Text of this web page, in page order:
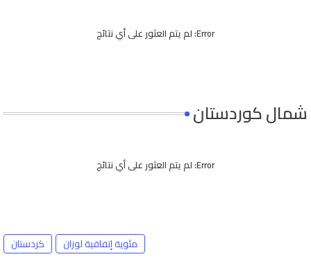
Error: لم يتم العثور على أي نتائج
شمال كوردستان
Error: لم يتم العثور على أي نتائج
كردستان مئوية إتفاقية لوزان